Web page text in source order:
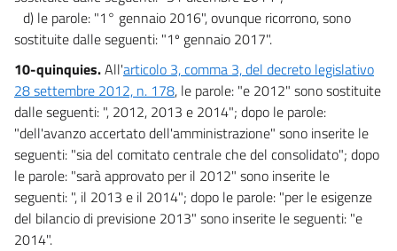
d) le parole: "1° gennaio 2016", ovunque ricorrono, sono
sostituite dalle seguenti: "1º gennaio 2017".
10-quinquies.All'articolo 3, comma 3, del decreto legislativo
28 settembre 2012, n. 178, le parole: "e 2012" sono sostituite
dalle seguenti: ", 2012, 2013 e 2014"; dopo le parole:
"dell'avanzo accertato dell'amministrazione" sono inserite le
seguenti: "sia del comitato centrale che del consolidato"; dopo
le parole: "sarà approvato per il 2012" sono inserite le
seguenti: ", il 2013 e il 2014"; dopo le parole: "per le esigenze
del bilancio di previsione 2013" sono inserite le seguenti: "e
2014".